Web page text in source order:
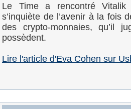
Le Time a rencontré Vitalik
s’inquiète de l’avenir à la fois
des crypto-monnaies, qu’il
possèdent.
Lire l'article d'Eva Cohen sur